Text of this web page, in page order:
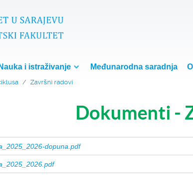
Nauka i istraživanje Međunarodna saradnja
Završni radovi
Dokumenti -
dopuna.pdf